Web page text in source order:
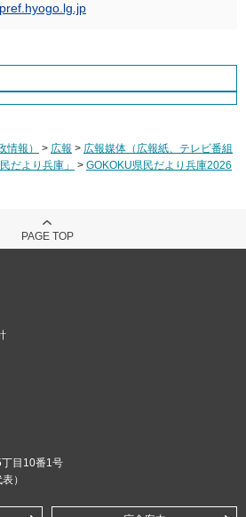
情報） > 広報 > 広報媒体（広報紙、テレビ番組
だより兵庫」 > GOKOKU県民だより兵庫2026
PAGE TOP
目10番1号
）